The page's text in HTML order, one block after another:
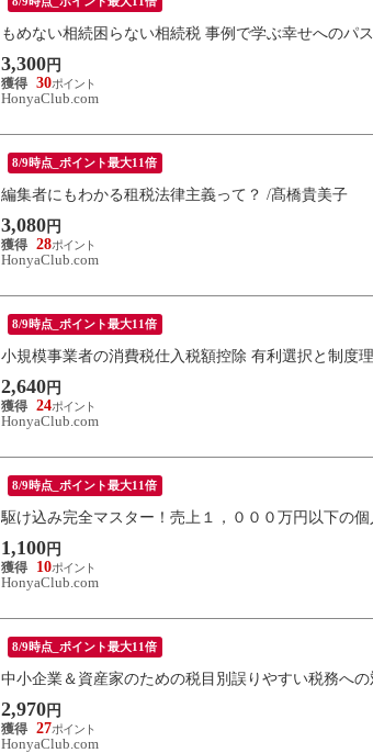
もめない相続困らない相続税 事例で学ぶ幸せへのパ
3,300 円
30
HonyaClub.com
8/9時点_ポイント最大11倍
編集者にもわかる租税法律主義って？ /髙橋貴美子
3,080 円
28
HonyaClub.com
8/9時点_ポイント最大11倍
小規模事業者の消費税仕入税額控除 有利選択と制度
2,640 円
24
HonyaClub.com
8/9時点_ポイント最大11倍
駆け込み完全マスター！売上１，０００万円以下の
1,100 円
10
HonyaClub.com
8/9時点_ポイント最大11倍
中小企業＆資産家のための税目別誤りやすい税務へ
2,970 円
27
HonyaClub.com